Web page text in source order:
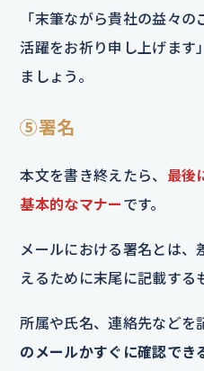
「末筆ながら貴社の益々
活躍をお祈り申し上げます
ましょう。
⑤署名
本文を書き終えたら、 最後
基本的なマナー です。
メールにおける署名とは、
えるために末尾に記載する
所属や氏名、連絡先などを
のメールかすぐに確認でき